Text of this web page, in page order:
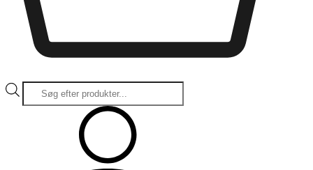
Products
search